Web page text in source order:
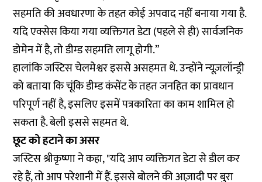
सहमति की अवधारणा के तहत कोई अपवाद नहीं बनाया गया है.
यदि एक्सेस किया गया व्यक्तिगत डेटा (पहले से ही) सार्वजनिक
डोमेन में है, तो डीम्ड सहमति लागू होगी.”
हालांकि जस्टिस चेलमेश्वर इससे असहमत थे. उन्होंने न्यूज़लॉन्ड्री
को बताया कि चूंकि डीम्ड कंसेंट के तहत जनहित का प्रावधान
परिपूर्ण नहीं है, इसलिए इसमें पत्रकारिता का काम शामिल हो
सकता है. बेली इससे सहमत थे.
छूट को हटाने का असर
जस्टिस श्रीकृष्णा ने कहा, "यदि आप व्यक्तिगत डेटा से डील कर
रहे हैं, तो आप परेशानी में हैं. इससे बोलने की आज़ादी पर बुरा